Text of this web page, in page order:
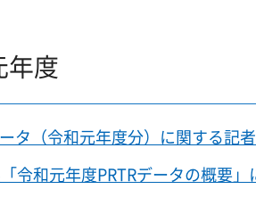
年度
タ（令和元年度分）に関する記
令和元年度PRTRデータの概要